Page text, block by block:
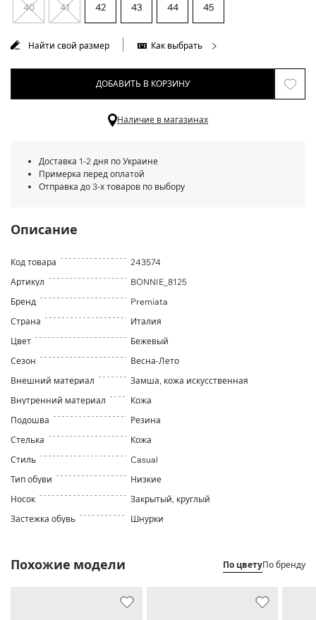
40 41 42 43 44 45
Найти свой размер Как выбрать
ДОБАВИТЬ В КОРЗИНУ
Наличие в магазинах
Доставка 1-2 дня по Украине
Примерка перед оплатой
Отправка до 3-х товаров по выбору
Описание
Код товара
243574
Артикул
BONNIE_8125
Бренд
Premiata
Страна
Италия
Цвет
Бежевый
Сезон
Весна-Лето
Внешний материал
Замша, кожа искусственная
Внутренний материал
Кожа
Подошва
Резина
Стелька
Кожа
Стиль
Casual
Тип обуви
Низкие
Носок
Закрытый, круглый
Застежка обувь
Шнурки
Похожие модели По цветуПо бренду